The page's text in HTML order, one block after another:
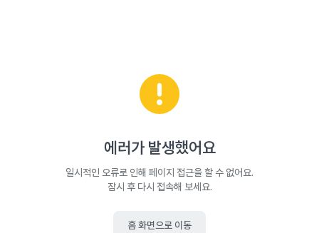
에러가 발생했어요
일시적인 오류로 인해 페이지 접근을 할 수 없어요.
잠시 후 다시 접속해 보세요.
홈 화면으로 이동